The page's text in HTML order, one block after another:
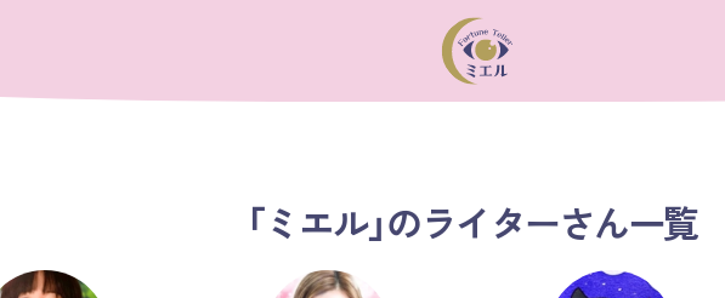
「ミエル」のライターさん一覧